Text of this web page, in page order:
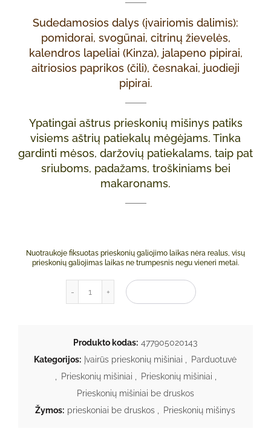
Sudedamosios dalys (įvairiomis dalimis):
pomidorai, svogūnai, citrinų žievelės,
kalendros lapeliai (Kinza), jalapeno pipirai,
aitriosios paprikos (čili), česnakai, juodieji
pipirai.
Ypatingai aštrus prieskonių mišinys patiks
visiems aštrių patiekalų mėgėjams. Tinka
gardinti mėsos, daržovių patiekalams, taip pat
sriuboms, padažams, troškiniams bei
makaronams.
Nuotraukoje fiksuotas prieskonių galiojimo laikas nėra realus, visų
prieskonių galiojimas laikas ne trumpesnis negu vieneri metai.
produkto kiekis: Prieskonių mišinys „Zumba“
Produkto kodas: 477905020143
Kategorijos: Įvairūs prieskonių mišiniai
Parduotuvė
Prieskonių mišiniai Prieskonių mišiniai
Prieskonių mišiniai be druskos
Žymos: prieskoniai be druskos Prieskonių mišinys